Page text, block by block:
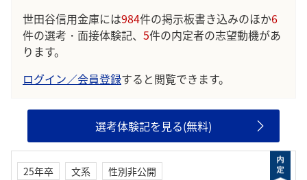
世田谷信用金庫には984件の掲示板書き込みのほか6
件の選考・面接体験記、 5件の内定者の志望動機があ
ります。
ログイン／会員登録すると閲覧できます。
選考体験記を見る(無料)
25年卒 文系
性別非公開